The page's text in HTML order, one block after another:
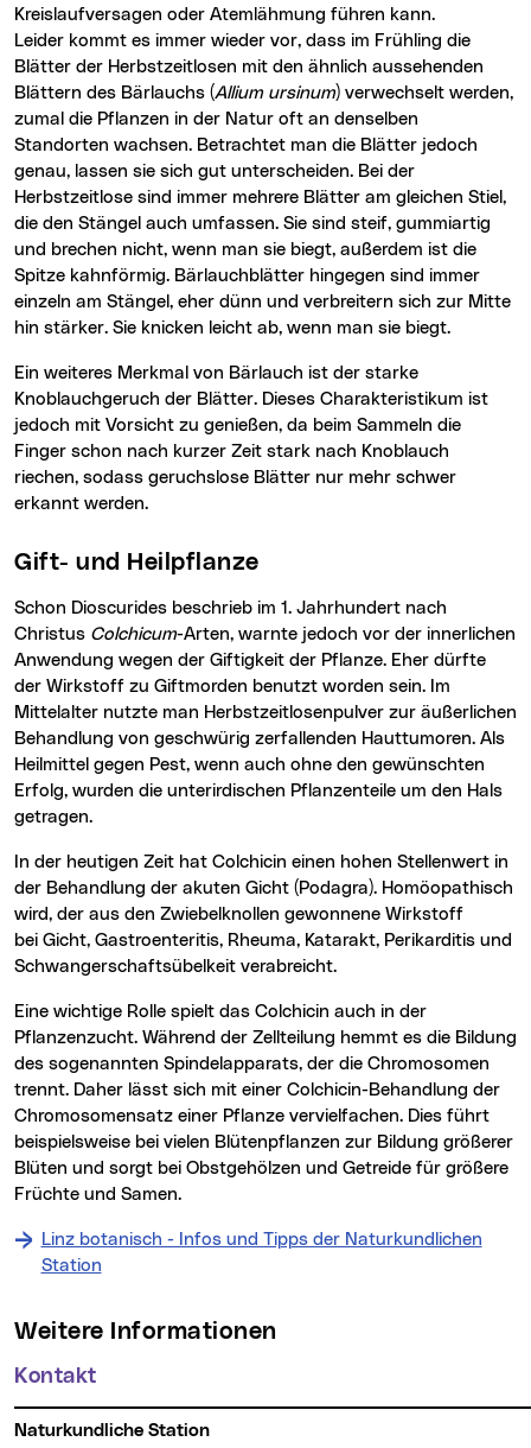
Kreislaufversagen oder Atemlähmung führen kann.
Leider kommt es immer wieder vor, dass im Frühling die
Blätter der Herbstzeitlosen mit den ähnlich aussehenden
Blättern des Bärlauchs (Allium ursinum) verwechselt werden,
zumal die Pflanzen in der Natur oft an denselben
Standorten wachsen. Betrachtet man die Blätter jedoch
genau, lassen sie sich gut unterscheiden. Bei der
Herbstzeitlose sind immer mehrere Blätter am gleichen Stiel,
die den Stängel auch umfassen. Sie sind steif, gummiartig
und brechen nicht, wenn man sie biegt, außerdem ist die
Spitze kahnförmig. Bärlauchblätter hingegen sind immer
einzeln am Stängel, eher dünn und verbreitern sich zur Mitte
hin stärker. Sie knicken leicht ab, wenn man sie biegt.
Ein weiteres Merkmal von Bärlauch ist der starke
Knoblauchgeruch der Blätter. Dieses Charakteristikum ist
jedoch mit Vorsicht zu genießen, da beim Sammeln die
Finger schon nach kurzer Zeit stark nach Knoblauch
riechen, sodass geruchslose Blätter nur mehr schwer
erkannt werden.
Gift- und Heilpflanze
Schon Dioscurides beschrieb im 1. Jahrhundert nach
Christus Colchicum-Arten, warnte jedoch vor der innerlichen
Anwendung wegen der Giftigkeit der Pflanze. Eher dürfte
der Wirkstoff zu Giftmorden benutzt worden sein. Im
Mittelalter nutzte man Herbstzeitlosenpulver zur äußerlichen
Behandlung von geschwürig zerfallenden Hauttumoren. Als
Heilmittel gegen Pest, wenn auch ohne den gewünschten
Erfolg, wurden die unterirdischen Pflanzenteile um den Hals
getragen.
der Behandlung der akuten Gicht (Podagra). Homöopathisch
wird, der aus den Zwiebelknollen gewonnene Wirkstoff
bei Gicht, Gastroenteritis, Rheuma, Katarakt, Perikarditis und
Schwangerschaftsübelkeit verabreicht.
Eine wichtige Rolle spielt das Colchicin auch in der
Pflanzenzucht. Während der Zellteilung hemmt es die Bildung
des sogenannten Spindelapparats, der die Chromosomen
trennt. Daher lässt sich mit einer Colchicin-Behandlung der
Chromosomensatz einer Pflanze vervielfachen. Dies führt
beispielsweise bei vielen Blütenpflanzen zur Bildung größerer
Blüten und sorgt bei Obstgehölzen und Getreide für größere
Früchte und Samen.
Linz botanisch - Infos und Tipps der Naturkundlichen
Station
Weitere Informationen
Kontakt
Naturkundliche Station